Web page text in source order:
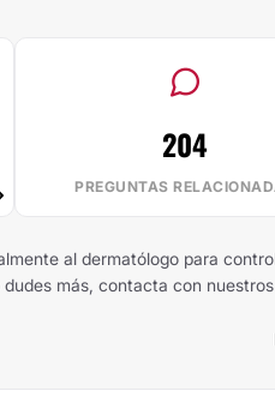
204
PREGUNTAS
al dermatólogo para
más, contacta con